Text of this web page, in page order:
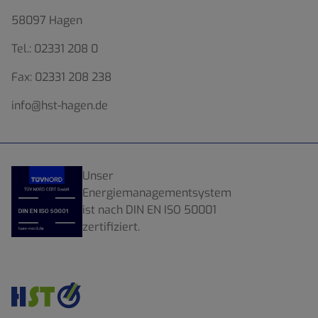
58097 Hagen
Tel.: 02331 208 0
Fax: 02331 208 238
info@hst-hagen.de
Unser
Energiemanagementsystem
ist nach DIN EN ISO 50001
zertifiziert.